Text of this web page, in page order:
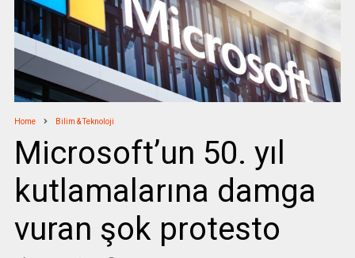
Home Bilim & Teknoloji
Microsoft’un 50. yıl
kutlamalarına damga
vuran şok protesto